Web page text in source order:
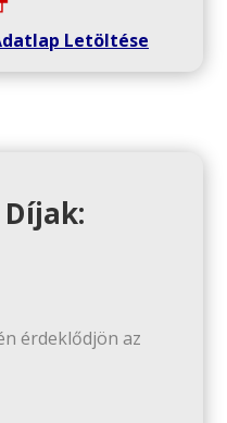
Letöltése
érdeklődjön az